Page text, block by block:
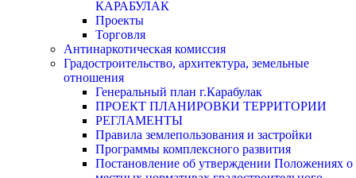
КАРАБУЛАК
Проекты
Торговля
Антинаркотическая комиссия
Градостроительство, архитектура, земельные
отношения
Генеральный план г.Карабулак
ПРОЕКТ ПЛАНИРОВКИ ТЕРРИТОРИИ
РЕГЛАМЕНТЫ
Правила землепользования и застройки
Программы комплексного развития
Постановление об утверждении Положениях о